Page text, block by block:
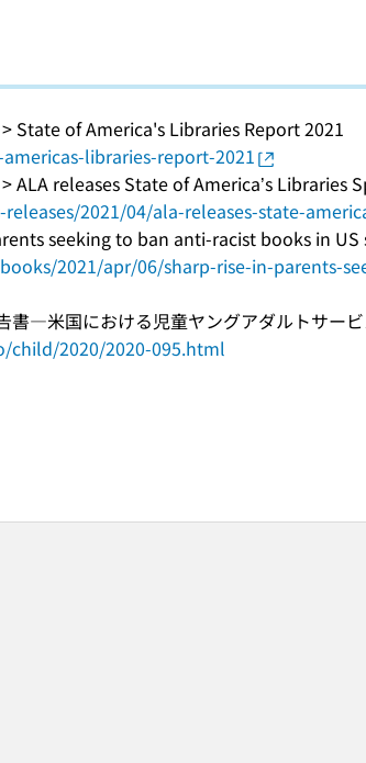
State of America's Libraries Report 2021
libraries-report-2021
ALA releases State of America’s Libraries
2021/04/ala-releases-state-
seeking to ban anti-racist books in US
2021/apr/06/sharp-rise-in-parents-
書―米国における児童ヤングアダルトサービ
2020/2020-095.html